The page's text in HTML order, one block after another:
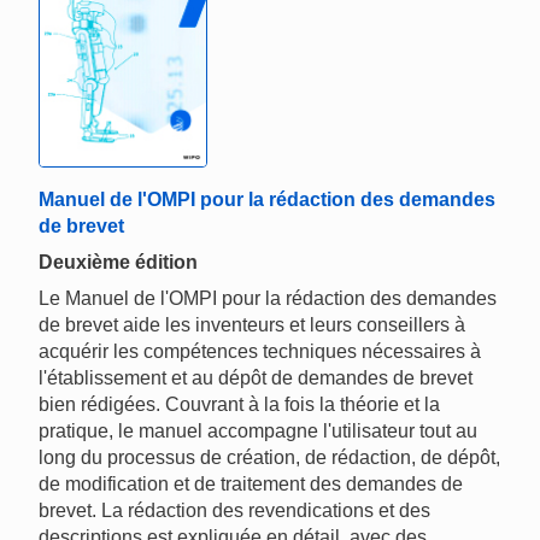
Manuel de l'OMPI pour la rédaction des demandes
de brevet
Deuxième édition
Le Manuel de l'OMPI pour la rédaction des demandes
de brevet aide les inventeurs et leurs conseillers à
acquérir les compétences techniques nécessaires à
l'établissement et au dépôt de demandes de brevet
bien rédigées. Couvrant à la fois la théorie et la
pratique, le manuel accompagne l'utilisateur tout au
long du processus de création, de rédaction, de dépôt,
de modification et de traitement des demandes de
brevet. La rédaction des revendications et des